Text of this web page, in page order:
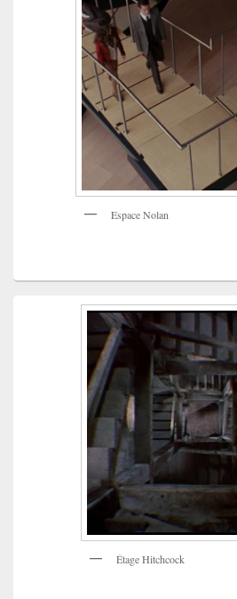
Espace Nolan
Étage Hitchcock